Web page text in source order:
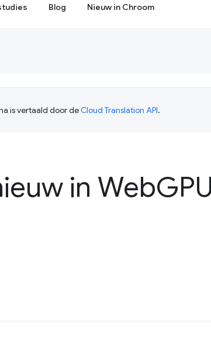
Blog Nieuw in Chroom
is vertaald door deCloud Translation API.
in Web